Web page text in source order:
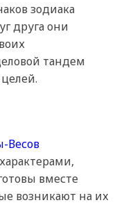
зодиака
друга они
тандем
Весов
вместе
возникают на их